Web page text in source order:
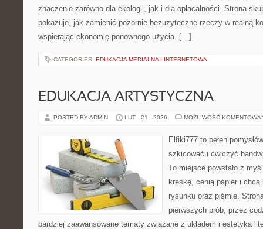
znaczenie zarówno dla ekologii, jak i dla opłacalności. Strona
pokazuje, jak zamienić pozornie bezużyteczne rzeczy w realną
wspierając ekonomię ponownego użycia. […]
CATEGORIES: EDUKACJA MEDIALNA I INTERNETOWA
EDUKACJA ARTYSTYCZNA
POSTED BY ADMIN LUT - 21 - 2026 MOŻLIWOŚĆ
Elfiki777 to pełen
szkicować i ćwiczyć
To miejsce powstało z
kreskę, cenią papier i chcą
rysunku oraz piśmie.
pierwszych prób, przez
bardziej zaawansowane tematy związane z układem i estetyką